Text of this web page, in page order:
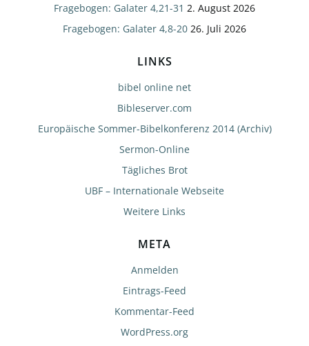
Fragebogen: Galater 4,21-31 2. August 2026
Fragebogen: Galater 4,8-20 26. Juli 2026
LINKS
bibel online net
Bibleserver.com
Europäische Sommer-Bibelkonferenz 2014 (Archiv)
Sermon-Online
Tägliches Brot
UBF – Internationale Webseite
Weitere Links
META
Anmelden
Eintrags-Feed
Kommentar-Feed
WordPress.org